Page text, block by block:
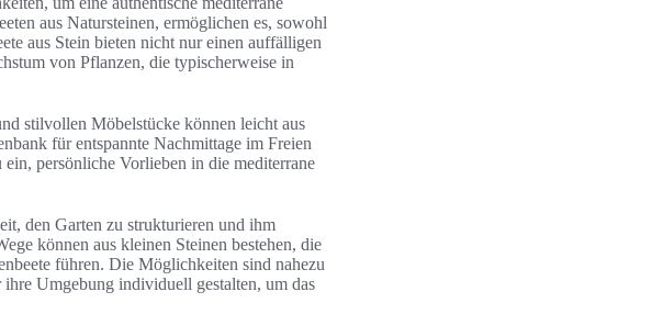
aus Natursteinen, ermöglichen es, sowohl
aus Stein bieten nicht nur einen auffälligen
von Pflanzen, die typischerweise in
stilvollen Möbelstücke können leicht aus
für entspannte Nachmittage im Freien
persönliche Vorlieben in die mediterrane
den Garten zu strukturieren und ihm
können aus kleinen Steinen bestehen, die
führen. Die Möglichkeiten sind nahezu
Umgebung individuell gestalten, um das